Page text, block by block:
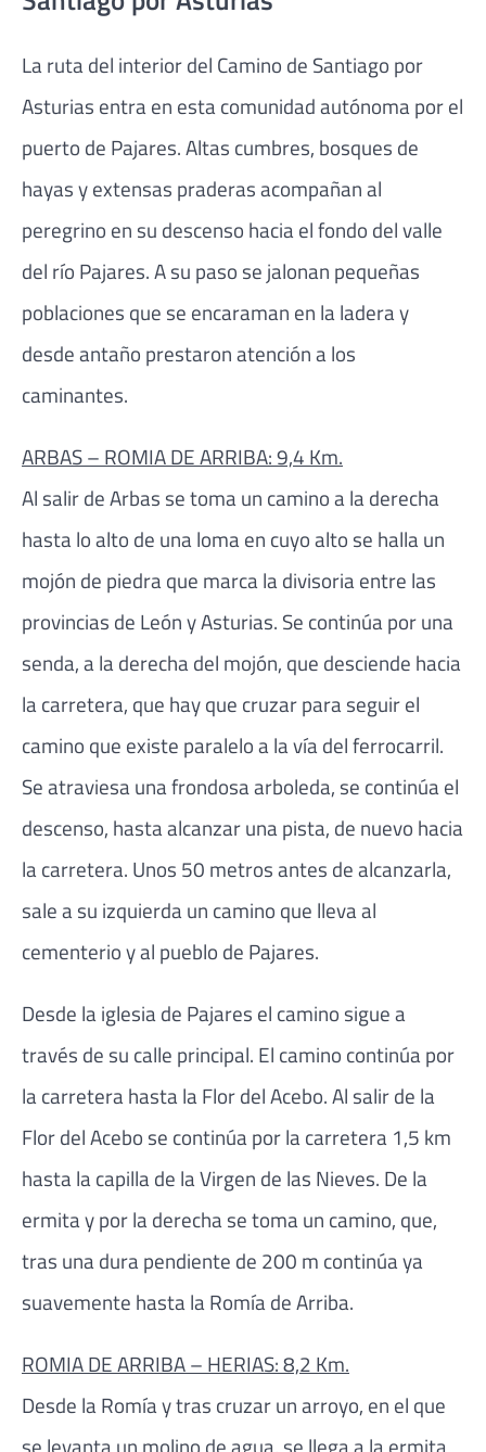
La ruta del interior del Camino de Santiago por
Asturias entra en esta comunidad autónoma por el
puerto de Pajares. Altas cumbres, bosques de
hayas y extensas praderas acompañan al
peregrino en su descenso hacia el fondo del valle
del río Pajares. A su paso se jalonan pequeñas
poblaciones que se encaraman en la ladera y
desde antaño prestaron atención a los
caminantes.
ARBAS – ROMIA DE ARRIBA: 9,4 Km.
Al salir de Arbas se toma un camino a la derecha
hasta lo alto de una loma en cuyo alto se halla un
mojón de piedra que marca la divisoria entre las
provincias de León y Asturias. Se continúa por una
senda, a la derecha del mojón, que desciende hacia
la carretera, que hay que cruzar para seguir el
camino que existe paralelo a la vía del ferrocarril.
Se atraviesa una frondosa arboleda, se continúa el
descenso, hasta alcanzar una pista, de nuevo hacia
la carretera. Unos 50 metros antes de alcanzarla,
sale a su izquierda un camino que lleva al
cementerio y al pueblo de Pajares.
Desde la iglesia de Pajares el camino sigue a
través de su calle principal. El camino continúa por
la carretera hasta la Flor del Acebo. Al salir de la
Flor del Acebo se continúa por la carretera 1,5 km
hasta la capilla de la Virgen de las Nieves. De la
ermita y por la derecha se toma un camino, que,
tras una dura pendiente de 200 m continúa ya
suavemente hasta la Romía de Arriba.
ROMIA DE ARRIBA – HERIAS: 8,2 Km.
Desde la Romía y tras cruzar un arroyo, en el que